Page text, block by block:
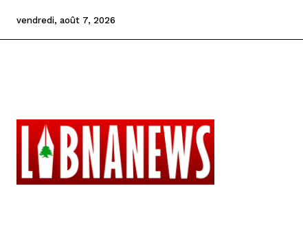
vendredi, août 7, 2026